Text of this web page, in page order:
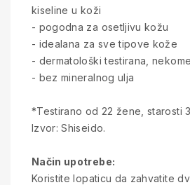
kiseline u koži
- pogodna za osetljivu kožu
- idealana za sve tipove kože
- dermatološki testirana,
- bez mineralnog ulja
*Testirano od 22 žene, starosti
Izvor: Shiseido.
Način upotrebe:
Koristite lopaticu da zahvatite